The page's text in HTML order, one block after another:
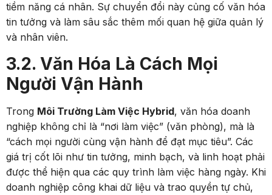
tiềm năng cá nhân. Sự chuyển đổi này củng cố văn hóa
tin tưởng và làm sâu sắc thêm mối quan hệ giữa quản lý
và nhân viên.
3.2. Văn Hóa Là Cách Mọi
Người Vận Hành
Trong Môi Trường Làm Việc Hybrid, văn hóa doanh
nghiệp không chỉ là “nơi làm việc” (văn phòng), mà là
“cách mọi người cùng vận hành để đạt mục tiêu”. Các
giá trị cốt lõi như tin tưởng, minh bạch, và linh hoạt phải
được thể hiện qua các quy trình làm việc hàng ngày. Khi
doanh nghiệp công khai dữ liệu và trao quyền tự chủ,